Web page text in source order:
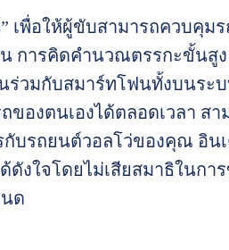
เพื่อให้ผู้ขับสามารถควบคุม
การคิดคำนวณตรรกะขั้นสู
วมกับสมาร์ทโฟนทั้งบนระบ
องตนเองได้ตลอดเวลา ส
บรถยนต์วอลโว่ของคุณ อิน
งใจโดยไม่เสียสมาธิในกา
ด